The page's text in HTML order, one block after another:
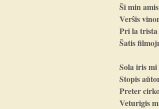
Ŝi min
Verŝis
Pri la
Ŝatis
Sola iris
Stopis
Preter
Veturigis